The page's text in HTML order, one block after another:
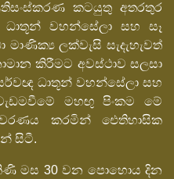
කටයුතු අතරතුර
ධාතූන් වහන්සේලා සහ සෑ
ලක්වැසි සැදැහැවත්
කිරීමට අවස්ථාව සලසා
ධාතූන් වහන්සේලා සහ
මහඟු පිංකම මේ
කරමින් ඓතිහාසික
සිටී.
මස 30 වන පොහොය දින